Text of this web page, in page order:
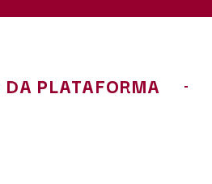
DA PLATAFORMA